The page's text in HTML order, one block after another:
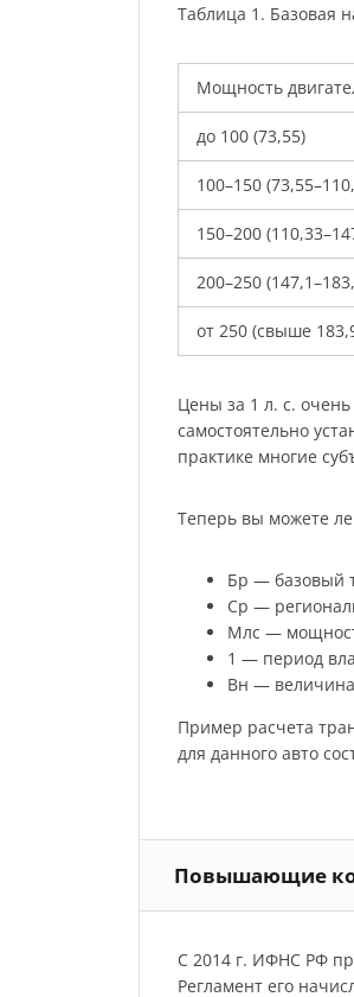
Таблица 1. Базовая
Мощность
до 100 (73,55)
100–150
150–200
200–250
от 250 (свыше
Цены за 1 л. с.
самостоятельно
практике многие
Теперь вы можете
Бр — базовый
Ср —
Млс —
1 — период
Вн — величина
Пример расчета
для данного авто
Повышающие
С 2014 г. ИФНС РФ
Регламент его